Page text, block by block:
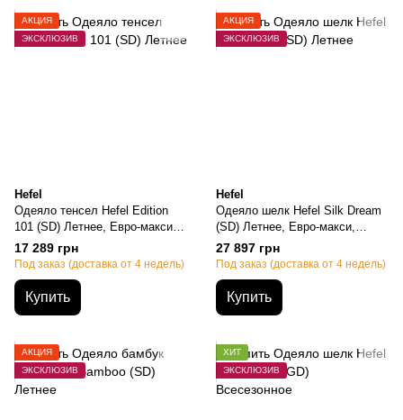
АКЦИЯ
ЭКСКЛЮЗИВ
Hefel
Одеяло тенсел Hefel Edition
101 (SD) Летнее, Евро-макси,
220х240см, 730 грамм
17 289 грн
Под заказ (доставка от 4 недель)
Купить
АКЦИЯ
ЭКСКЛЮЗИВ
Hefel
Одеяло шелк Hefel Silk Dream
(SD) Летнее, Евро-макси,
220х240см, 1320 грамм
27 897 грн
Под заказ (доставка от 4 недель)
Купить
АКЦИЯ
ЭКСКЛЮЗИВ
ХИТ
ЭКСКЛЮЗИВ